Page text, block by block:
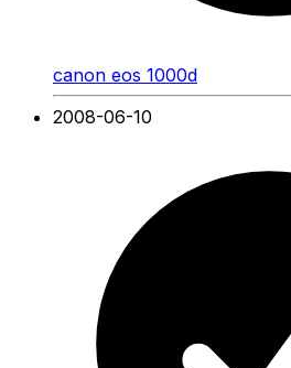
canon eos 1000d
2008-06-10